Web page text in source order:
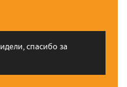
спасибо за